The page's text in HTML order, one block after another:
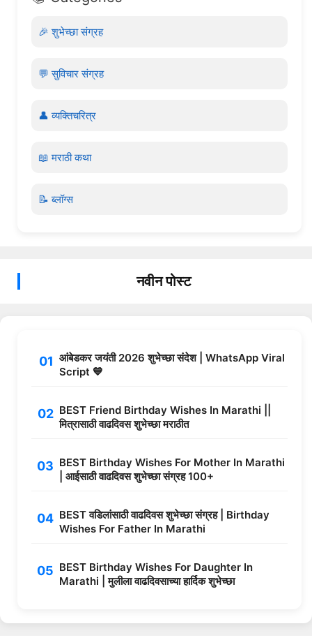
🎉 शुभेच्छा संग्रह
💬 सुविचार संग्रह
👤 व्यक्तिचरित्र
📖 मराठी कथा
📝 ब्लॉग्स
नवीन पोस्ट
आंबेडकर जयंती 2026 शुभेच्छा संदेश | WhatsApp Viral
Script 💙
BEST Friend Birthday Wishes In Marathi ||
मित्रासाठी वाढदिवस शुभेच्छा मराठीत
BEST Birthday Wishes For Mother In Marathi
| आईसाठी वाढदिवस शुभेच्छा संग्रह 100+
BEST वडिलांसाठी वाढदिवस शुभेच्छा संग्रह | Birthday
Wishes For Father In Marathi
BEST Birthday Wishes For Daughter In
Marathi | मुलीला वाढदिवसाच्या हार्दिक शुभेच्छा